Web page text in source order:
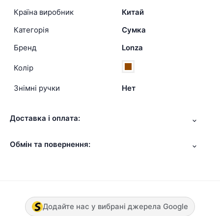
Країна виробник
Китай
Категорія
Сумка
Бренд
Lonza
Колір
Знімні ручки Нет
Доставка і оплата:
Обмін та повернення:
Додайте нас у вибрані джерела Google